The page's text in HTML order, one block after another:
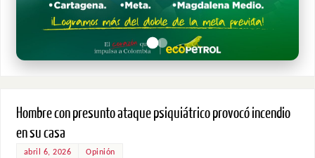
Hombre con presunto ataque psiquiátrico provocó incendio
en su casa
abril 6, 2026 Opinión